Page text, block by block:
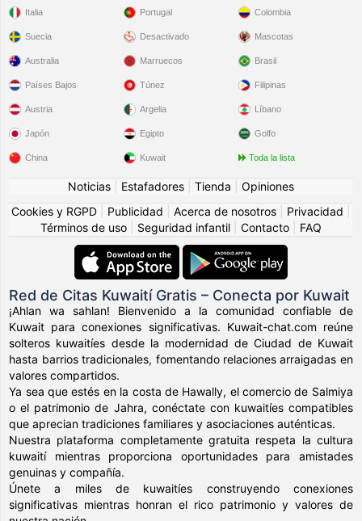
Italia
Suecia
Portugal
Desactivado
Colombia
Mascotas
Australia
Países Bajos
Austria
Japón
China
Marruecos
Túnez
Argelia
Egipto
Kuwait
Brasil
Filipinas
Líbano
Golfo
Toda la lista
Noticias Estafadores Tienda
Opiniones
Cookies y RGPD
Publicidad Acerca de nosotros Privacidad
Términos de uso
Seguridad infantil Contacto FAQ
Red de Citas Kuwaití Gratis – Conecta por Kuwait
¡Ahlan wa sahlan! Bienvenido a la comunidad confiable de
Kuwait para conexiones significativas. Kuwait-chat.com reúne
solteros kuwaitíes desde la modernidad de Ciudad de Kuwait
hasta barrios tradicionales, fomentando relaciones arraigadas en
valores compartidos.
Ya sea que estés en la costa de Hawally, el comercio de Salmiya
o el patrimonio de Jahra, conéctate con kuwaitíes compatibles
que aprecian tradiciones familiares y asociaciones auténticas.
Nuestra plataforma completamente gratuita respeta la cultura
kuwaití mientras proporciona oportunidades para amistades
genuinas y compañía.
Únete a miles de kuwaitíes construyendo conexiones
significativas mientras honran el rico patrimonio y valores de